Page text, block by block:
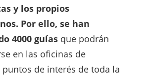
y los propios
Por ello, se han
4000 guías que podrán
en las oficinas de
de interés de toda la